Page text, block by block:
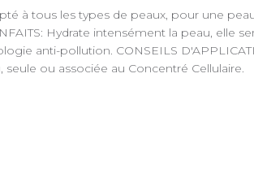
à tous les types de peaux, pour une
Hydrate intensément la peau, elle
anti-pollution. CONSEILS
ou associée au Concentré Cellulaire.